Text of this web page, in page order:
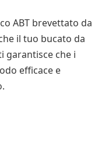
ABT brevettato da
il tuo bucato da
garantisce che i
efficace e